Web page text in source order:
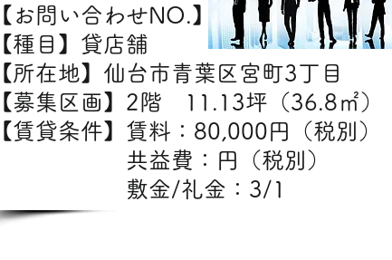
【お問い合わせNO.】H6975
【種目】貸店舗
【所在地】仙台市青葉区宮町3丁目
【募集区画】2階 11.13坪（36.8㎡）
【賃貸条件】賃料：80,000
共益費：円（税
敷金/礼金：3/1